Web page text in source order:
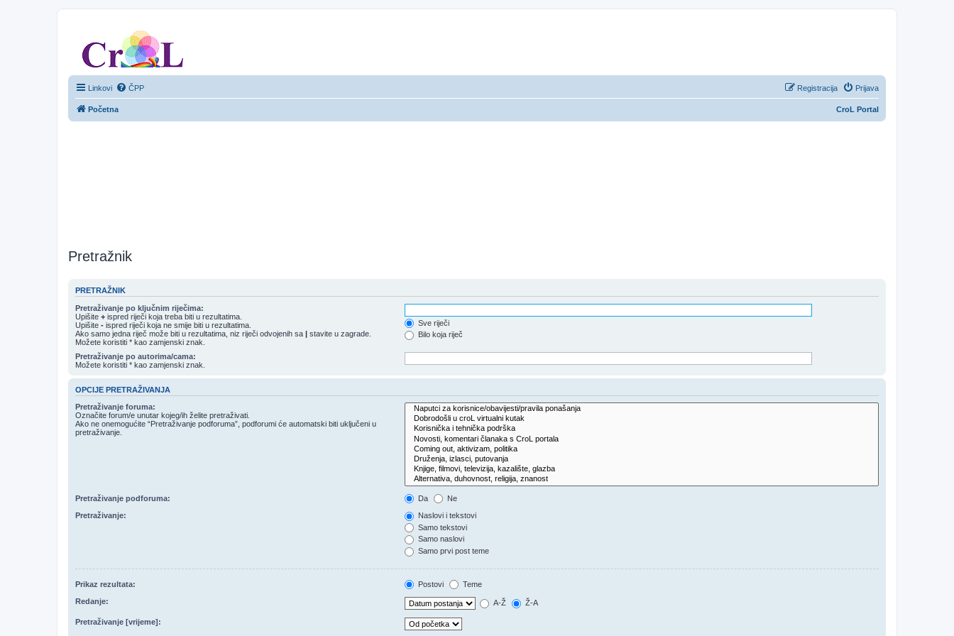
Linkovi ČPP Prijava
Registracija
CroL Portal
Početna
Pretražnik
PRETRAŽNIK
Pretraživanje po ključnim riječima:
Upišite + ispred riječi koja treba biti u rezultatima.
Upišite - ispred riječi koja ne smije biti u rezultatima.
Ako samo jedna riječ može biti u rezultatima, niz riječi odvojenih sa | stavite u zagrade.
Možete koristiti * kao zamjenski znak.
Sve riječi
Bilo koja riječ
Pretraživanje po autorima/cama:
Možete koristiti * kao zamjenski znak.
OPCIJE PRETRAŽIVANJA
Pretraživanje foruma:
Označite forum/e unutar kojeg/ih želite pretraživati.
Ako ne onemogućite “Pretraživanje podforuma”, podforumi će automatski biti uključeni u
pretraživanje.
Pretraživanje podforuma: Da Ne
Pretraživanje:
Naslovi i tekstovi
Samo tekstovi
Samo naslovi
Samo prvi post teme
Prikaz rezultata: Postovi Teme
Redanje: A-Ž Ž-A
Pretraživanje [vrijeme]: